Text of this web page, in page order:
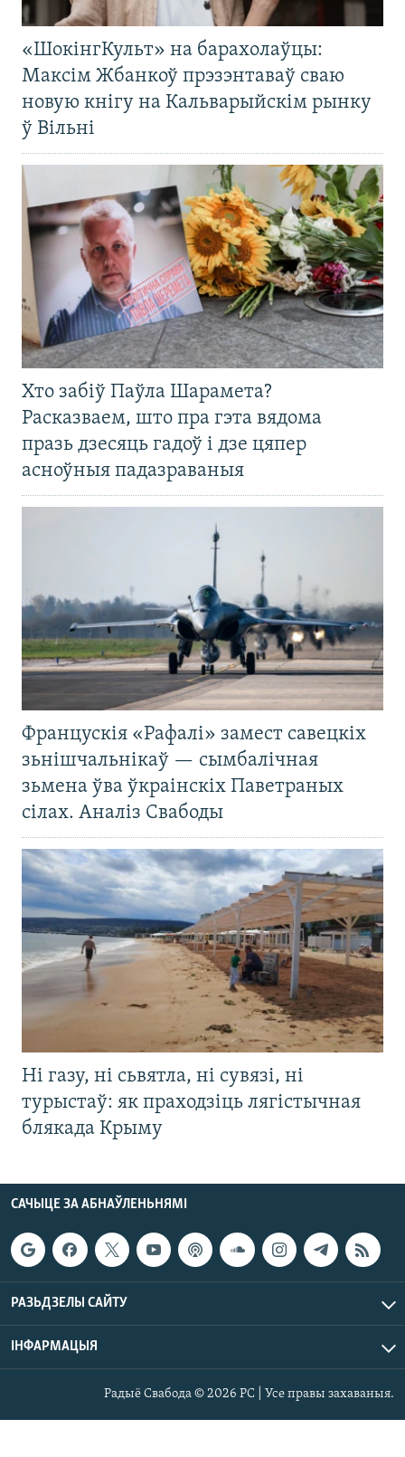
«ШокінгКульт» на барахолаўцы:
Максім Жбанкоў прэзэнтаваў сваю
новую кнігу на Кальварыйскім рынку
ў Вільні
Хто забіў Паўла Шарамета?
Расказваем, што пра гэта вядома
празь дзесяць гадоў і дзе цяпер
асноўныя падазраваныя
Францускія «Рафалі» замест савецкіх
зьнішчальнікаў — сымбалічная
зьмена ўва ўкраінскіх Паветраных
сілах. Аналіз Свабоды
Ні газу, ні сьвятла, ні сувязі, ні
турыстаў: як праходзіць лягістычная
блякада Крыму
САЧЫЦЕ ЗА АБНАЎЛЕНЬНЯМІ
РАЗЬДЗЕЛЫ САЙТУ
ІНФАРМАЦЫЯ
Радыё Свабода © 2026 РС | Усе правы захаваныя.